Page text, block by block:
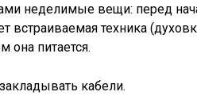
неделимые вещи: перед
встраиваемая техника
она питается.
кабели.